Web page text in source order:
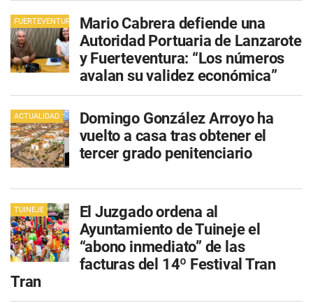
FUERTEVENTURA
Mario Cabrera defiende una
Autoridad Portuaria de Lanzarote
y Fuerteventura: “Los números
avalan su validez económica”
ACTUALIDAD
Domingo González Arroyo ha
vuelto a casa tras obtener el
tercer grado penitenciario
TUINEJE
El Juzgado ordena al
Ayuntamiento de Tuineje el
“abono inmediato” de las
facturas del 14º Festival Tran
Tran